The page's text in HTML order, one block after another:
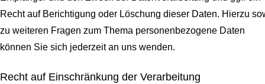
Recht auf Berichtigung oder Löschung dieser Daten. Hierzu
zu weiteren Fragen zum Thema personenbezogene Daten
können Sie sich jederzeit an uns wenden.
Recht auf Einschränkung der Verarbeitung